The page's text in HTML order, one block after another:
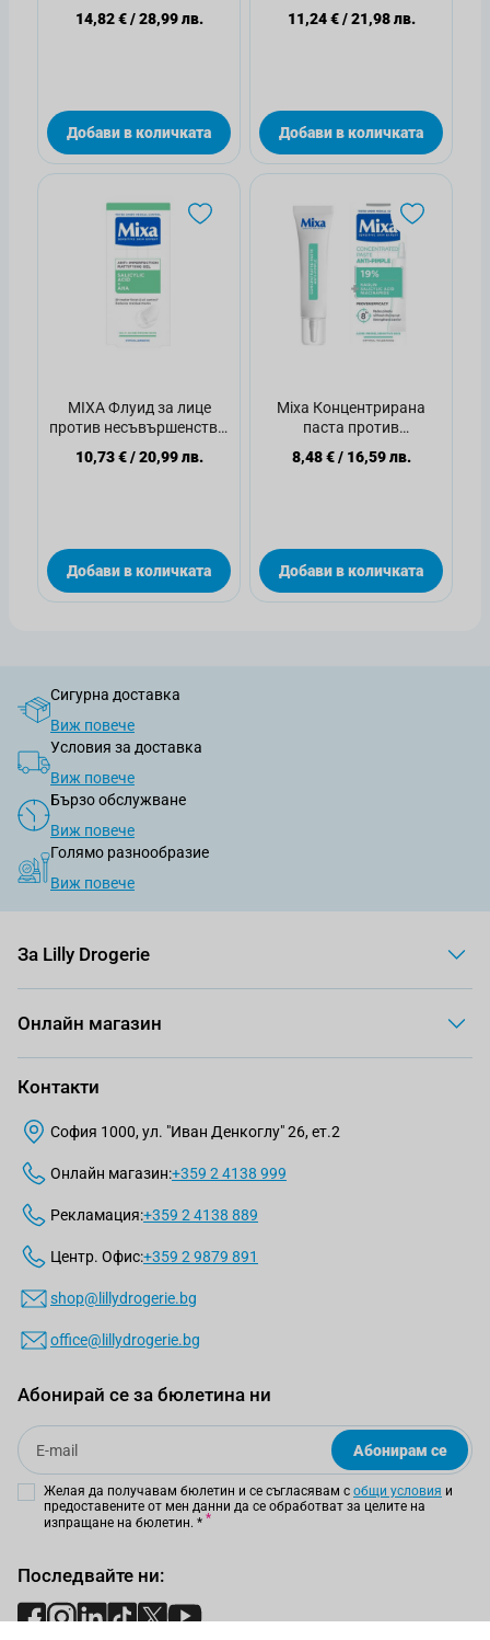
30мл
14,82 €/28,99 лв.
Добави в количката
50+, 40мл
11,24 €/21,98 лв.
Добави в количката
MIXA Флуид за лице
против несъвършенства,
10,73 €/20,99 лв.
Добави в количката
Mixa Концентрирана
паста против
лицето, 15мл
8,48 €/ 16,59 лв.
Добави в количката
Сигурна доставка
Виж повече
Условия за доставка
Виж повече
Бързо обслужване
Виж повече
Голямо разнообразие
Виж повече
За Lilly Drogerie
Онлайн магазин
Контакти
София 1000, ул. "Иван Денкоглу" 26, ет.2
Онлайн магазин:+359 2 4138 999
Рекламация:+359 2 4138 889
Центр. Офис:+359 2 9879 891
shop@lillydrogerie.bg
office@lillydrogerie.bg
Абонирай се за бюлетина ни
Email
Абонирам се
Желая да получавам бюлетин и се съгласявам с общи условия и
предоставените от мен данни да се обработват за целите на
изпращане на бюлетин. *
Последвайте ни: